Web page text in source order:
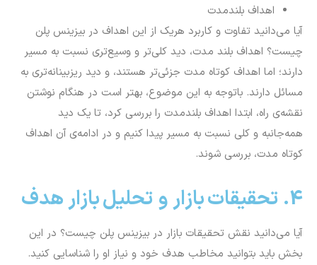
اهداف بلندمدت
آیا می‌دانید تفاوت و کاربرد هریک از این اهداف در بیزینس پلن
چیست؟ اهداف بلند مدت، دید کلی‌تر و وسیع‌تری نسبت به مسیر
دارند؛ اما اهداف کوتاه مدت جزئی‌تر هستند، و دید ریزبینانه‌تری به
مسائل دارند. باتوجه به این موضوع، بهتر است در هنگام نوشتن
نقشه‌ی راه، ابتدا اهداف بلندمدت را بررسی کرد، تا یک دید
همه‌جانبه و کلی نسبت به مسیر پیدا کنیم و در ادامه‌ی آن اهداف
کوتاه مدت، بررسی شوند.
4. تحقیقات بازار و تحلیل بازار هدف
آیا می‌دانید نقش تحقیقات بازار در بیزینس پلن چیست؟ در این
بخش باید بتوانید مخاطب هدف خود و نیاز او را شناسایی کنید.